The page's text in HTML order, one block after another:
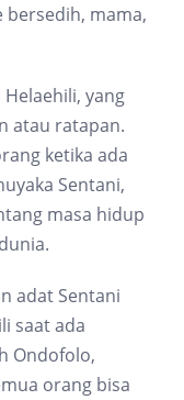
bersedih, mama,
yang
atau ratapan.
ketika ada
Sentani,
masa hidup
adat Sentani
saat ada
Ondofolo,
orang bisa